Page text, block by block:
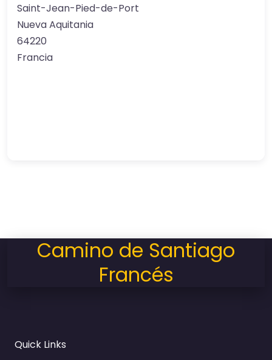
Saint-Jean-Pied-de-Port
Nueva Aquitania
64220
Francia
Camino de Santiago
Francés
Quick Links